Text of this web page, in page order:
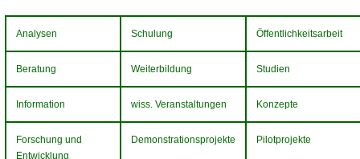
Analysen Schulung Öffentlichkeitsarbeit
Beratung Weiterbildung Studien
Information wiss. Veranstaltungen Konzepte
Forschung und
Entwicklung
Demonstrationsprojekte Pilotprojekte